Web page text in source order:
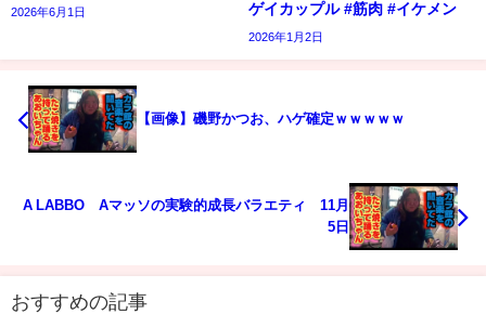
2026年6月1日
ゲイカップル #筋肉 #イケメン
2026年1月2日
【画像】磯野かつお、ハゲ確定ｗｗｗｗｗ
A LABBO Aマッソの実験的成長バラエティ 11月
5日
おすすめの記事